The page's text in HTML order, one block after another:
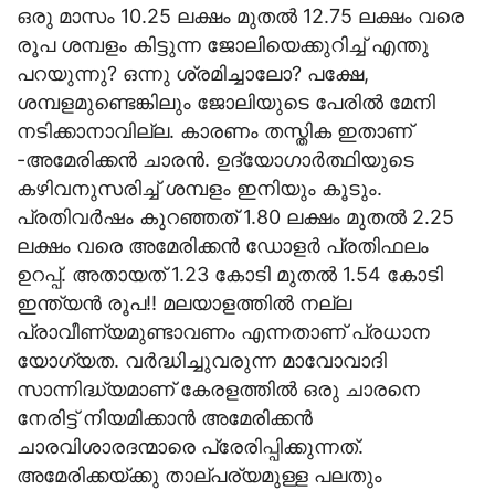
ഒരു മാസം 10.25 ലക്ഷം മുതല്‍ 12.75 ലക്ഷം വരെ
രൂപ ശമ്പളം കിട്ടുന്ന ജോലിയെക്കുറിച്ച് എന്തു
പറയുന്നു? ഒന്നു ശ്രമിച്ചാലോ? പക്ഷേ,
ശമ്പളമുണ്ടെങ്കിലും ജോലിയുടെ പേരില്‍ മേനി
നടിക്കാനാവില്ല. കാരണം തസ്തിക ഇതാണ്
-അമേരിക്കന്‍ ചാരന്‍. ഉദ്യോഗാര്‍ത്ഥിയുടെ
കഴിവനുസരിച്ച് ശമ്പളം ഇനിയും കൂടും.
പ്രതിവര്‍ഷം കുറഞ്ഞത് 1.80 ലക്ഷം മുതല്‍ 2.25
ലക്ഷം വരെ അമേരിക്കന്‍ ഡോളര്‍ പ്രതിഫലം
ഉറപ്പ്. അതായത് 1.23 കോടി മുതല്‍ 1.54 കോടി
ഇന്ത്യന്‍ രൂപ!! മലയാളത്തില്‍ നല്ല
പ്രാവീണ്യമുണ്ടാവണം എന്നതാണ് പ്രധാന
യോഗ്യത. വര്‍ദ്ധിച്ചുവരുന്ന മാവോവാദി
സാന്നിദ്ധ്യമാണ് കേരളത്തില്‍ ഒരു ചാരനെ
നേരിട്ട് നിയമിക്കാന്‍ അമേരിക്കന്‍
ചാരവിശാരദന്മാരെ പ്രേരിപ്പിക്കുന്നത്.
അമേരിക്കയ്ക്കു താല്പര്യമുള്ള പലതും